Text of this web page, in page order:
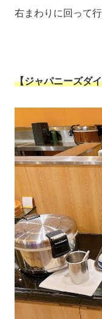
右まわりに回って
【ジャパニーズダ